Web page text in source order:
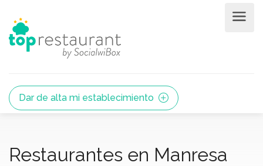
Dar de alta mi establecimiento
Restaurantes en Manresa